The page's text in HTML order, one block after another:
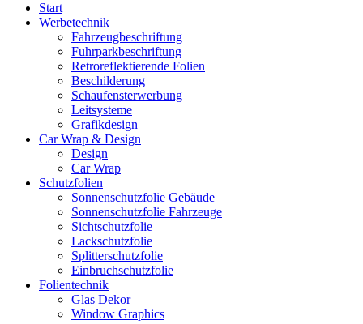
Start
Werbetechnik
Fahrzeugbeschriftung
Fuhrparkbeschriftung
Retroreflektierende Folien
Beschilderung
Schaufensterwerbung
Leitsysteme
Grafikdesign
Car Wrap & Design
Design
Car Wrap
Schutzfolien
Sonnenschutzfolie Gebäude
Sonnenschutzfolie Fahrzeuge
Sichtschutzfolie
Lackschutzfolie
Splitterschutzfolie
Einbruchschutzfolie
Folientechnik
Glas Dekor
Window Graphics